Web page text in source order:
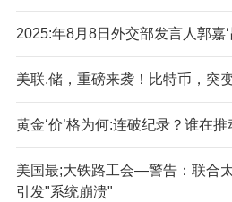
2025:年8月8日外交部发言人郭嘉‘
美联.储，重磅来袭！比特币，突
黄金‘价’格为何:连破纪录？谁在推
美国最;大铁路工会—警告：联合
引发"系统崩溃"